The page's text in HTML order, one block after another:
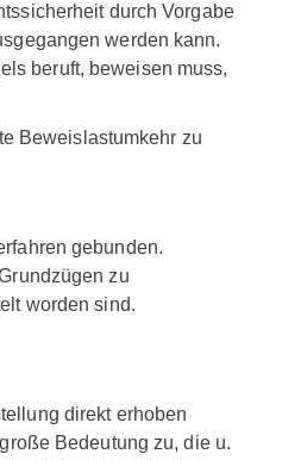
durch Vorgabe
werden kann.
beruft, beweisen muss,
Beweislastumkehr zu
gebunden.
zu
worden sind.
direkt erhoben
große Bedeutung zu, die u.